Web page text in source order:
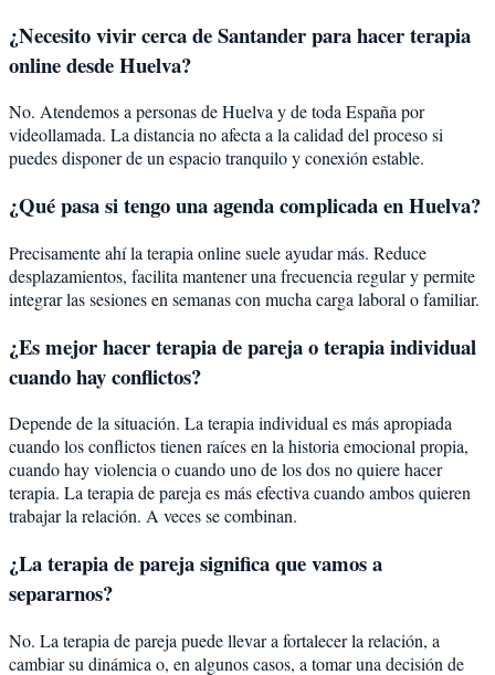
¿Necesito vivir cerca de Santander para hacer terapia
online desde Huelva?
No. Atendemos a personas de Huelva y de toda España por
videollamada. La distancia no afecta a la calidad del proceso si
puedes disponer de un espacio tranquilo y conexión estable.
¿Qué pasa si tengo una agenda complicada en Huelva?
Precisamente ahí la terapia online suele ayudar más. Reduce
desplazamientos, facilita mantener una frecuencia regular y permite
integrar las sesiones en semanas con mucha carga laboral o familiar.
¿Es mejor hacer terapia de pareja o terapia individual
cuando hay conflictos?
Depende de la situación. La terapia individual es más apropiada
cuando los conflictos tienen raíces en la historia emocional propia,
cuando hay violencia o cuando uno de los dos no quiere hacer
terapia. La terapia de pareja es más efectiva cuando ambos quieren
trabajar la relación. A veces se combinan.
¿La terapia de pareja significa que vamos a
separarnos?
No. La terapia de pareja puede llevar a fortalecer la relación, a
cambiar su dinámica o, en algunos casos, a tomar una decisión de